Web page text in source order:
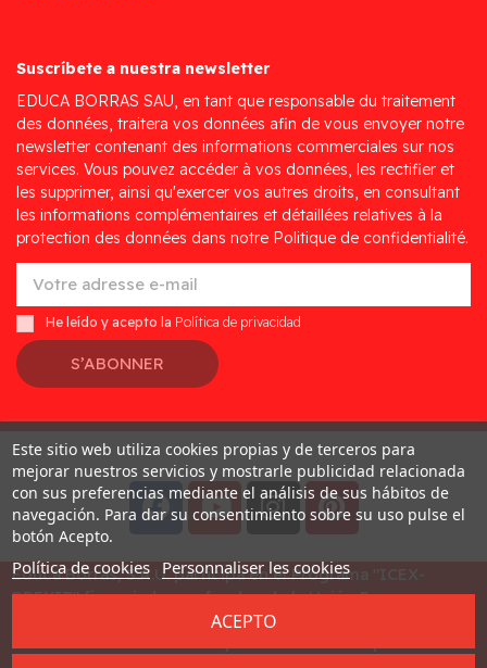
Suscríbete a nuestra newsletter
EDUCA BORRAS SAU, en tant que responsable du traitement
des données, traitera vos données afin de vous envoyer notre
newsletter contenant des informations commerciales sur nos
services. Vous pouvez accéder à vos données, les rectifier et
les supprimer, ainsi qu'exercer vos autres droits, en consultant
les informations complémentaires et détaillées relatives à la
protection des données dans notre Politique de confidentialité.
He leído y acepto la Política de privacidad
S’ABONNER
Desarrollado porAddis
Educa Borras, S.A.U. participa en el Programa "ICEX-
BREXIT" financiado por fondos de la Unión Europea, para
mitigar las consecuencias adversas de la retirada del
Este sitio web utiliza cookies propias y de terceros para
mejorar nuestros servicios y mostrarle publicidad relacionada
con sus preferencias mediante el análisis de sus hábitos de
navegación. Para dar su consentimiento sobre su uso pulse el
botón Acepto.
Política de cookies Personnaliser les cookies
ACEPTO